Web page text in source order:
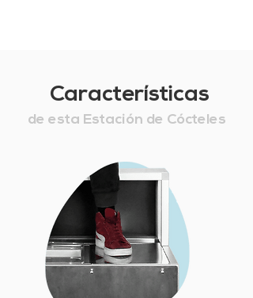
Características
de esta Estación de Cócteles